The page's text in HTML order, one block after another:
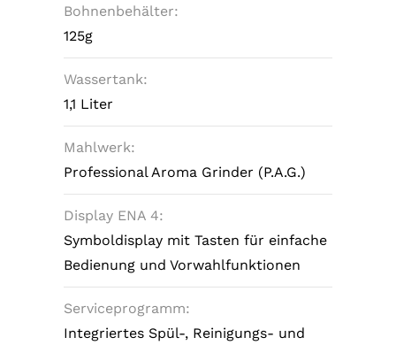
Bohnenbehälter:
125g
Wassertank:
1,1 Liter
Mahlwerk:
Professional Aroma Grinder (P.A.G.)
Display ENA 4:
Symboldisplay mit Tasten für einfache
Bedienung und Vorwahlfunktionen
Serviceprogramm:
Integriertes Spül-, Reinigungs- und